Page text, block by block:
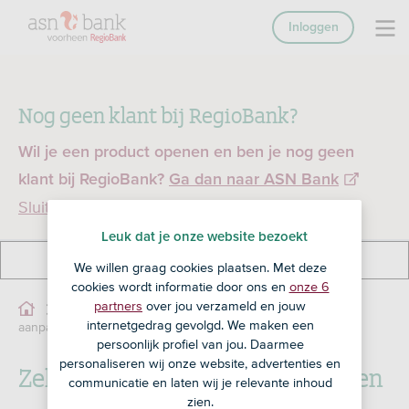
Nog geen klant bij RegioBank?
Wil je een product openen en ben je nog geen
klant bij RegioBank? Ga dan naar ASN Bank
Sluiten
Inloggen
Service Hypotheken
Zelf je woningwaarde
aanpassen
Zelf je woningwaarde aanpassen
Leuk dat je onze website bezoekt
We willen graag cookies plaatsen. Met deze
cookies wordt informatie door ons en onze 6
partners over jou verzameld en jouw
internetgedrag gevolgd. We maken een
persoonlijk profiel van jou. Daarmee
personaliseren wij onze website, advertenties en
communicatie en laten wij je relevante inhoud
zien.